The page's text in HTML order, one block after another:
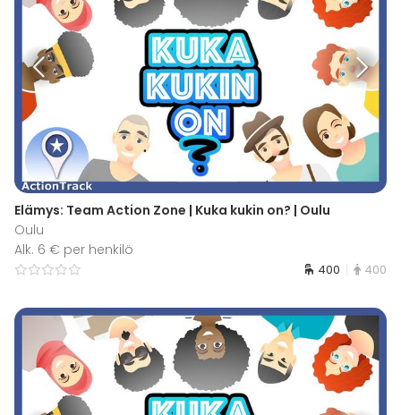
Elämys: Team Action Zone | Kuka kukin on? | Oulu
Oulu
Alk. 6 € per henkilö
400 400